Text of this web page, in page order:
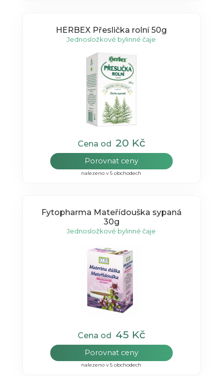
HERBEX Přeslička rolní 50g
Jednosložkové bylinné čaje
Cena od 20 Kč
Porovnat ceny
nalezeno v 5 obchodech
Fytopharma Mateřídouška sypaná
30g
Jednosložkové bylinné čaje
Cena od 45 Kč
Porovnat ceny
nalezeno v 5 obchodech